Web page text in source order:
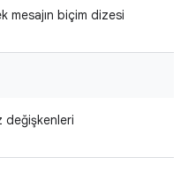
mesajın biçim dizesi
değişkenleri